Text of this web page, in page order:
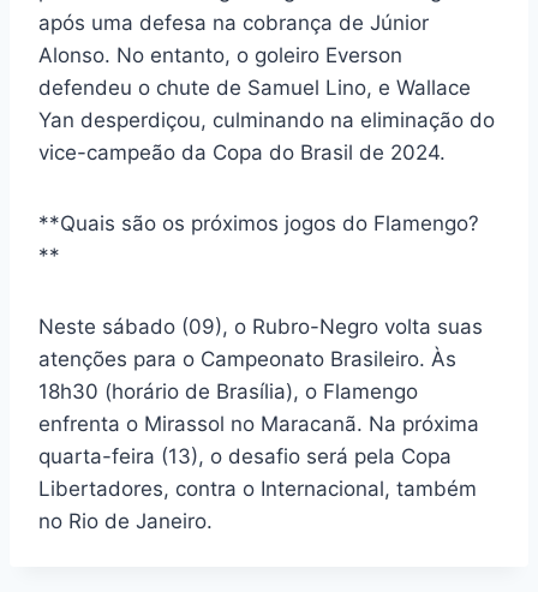
após uma defesa na cobrança de Júnior
Alonso. No entanto, o goleiro Everson
defendeu o chute de Samuel Lino, e Wallace
Yan desperdiçou, culminando na eliminação do
vice-campeão da Copa do Brasil de 2024.
**Quais são os próximos jogos do Flamengo?
**
Neste sábado (09), o Rubro-Negro volta suas
atenções para o Campeonato Brasileiro. Às
18h30 (horário de Brasília), o Flamengo
enfrenta o Mirassol no Maracanã. Na próxima
quarta-feira (13), o desafio será pela Copa
Libertadores, contra o Internacional, também
no Rio de Janeiro.